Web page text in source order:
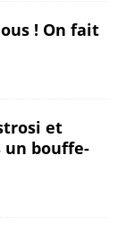
! On fait
et
un bouffe-